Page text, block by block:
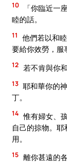
10
「你臨近一
睦的話。
11
他們若以和
要給你效勞，服
12 若不肯與你
13 耶和華你的
丁。
14 惟有婦女、
自己的掠物。
用。
15 離你甚遠的